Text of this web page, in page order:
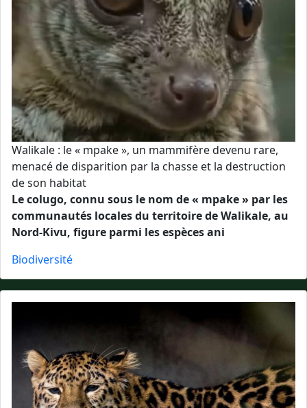
Walikale : le « mpake », un mammifère devenu rare,
menacé de disparition par la chasse et la destruction
de son habitat
Le colugo, connu sous le nom de « mpake » par les
communautés locales du territoire de Walikale, au
Nord-Kivu, figure parmi les espèces ani
Biodiversité